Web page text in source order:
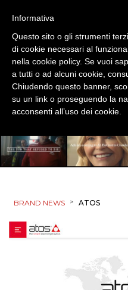
CSR
STRATEGIE
CINEMA
DIGITALE
ESTERNA
BRAND NEWS > ATOS
Informativa
Questo sito o gli strumenti
di cookie necessari al
nella cookie policy. Se vuoi
a tutti o ad alcuni cookie,
Chiudendo questo banner,
su un link o proseguendo la
acconsenti all’uso dei cookie.